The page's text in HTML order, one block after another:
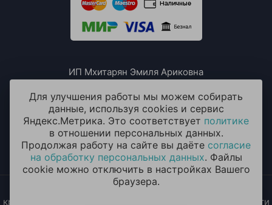
ИП Мхитарян Эмиля Ариковна
ИНН: 771385063807
ОГРН / ОГРНИП: 319508100076230
2014 - 2026 © «ОКЕАН ШАРОВ» Воздушные шары с
круглосуточной доставкой в Москве и Московской области
Для улучшения работы мы можем собирать
данные, используя cookies и сервис
Яндекс.Метрика. Это соответствует политике
в отношении персональных данных.
Продолжая работу на сайте вы даёте согласие
на обработку персональных данных. Файлы
cookie можно отключить в настройках Вашего
браузера.